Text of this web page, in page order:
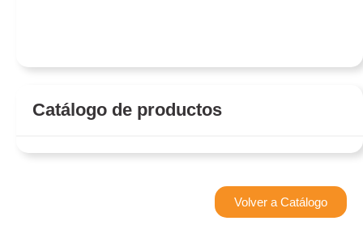
Catálogo de productos
Volver a Catálogo